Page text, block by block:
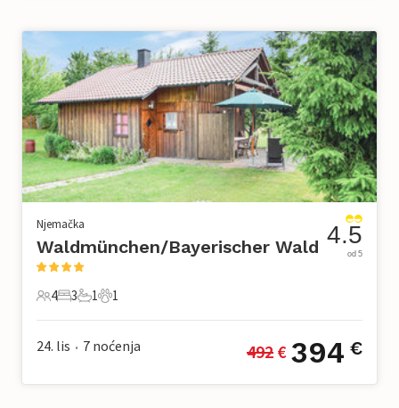
Njemačka
Waldmünchen/Bayerischer Wald
4 Gosti
4
3 Spavaće sobe
3
1 Kupaonica
1
1 Kućni ljubimac
1
4.5
od 5
24. lis • 7 noćenja 492 € 394 €